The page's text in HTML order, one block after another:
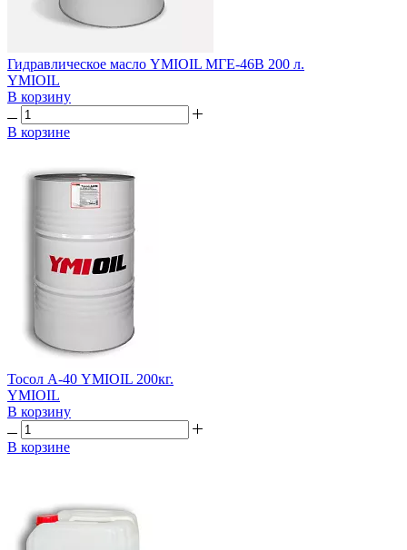
Гидравлическое масло YMIOIL МГЕ-46В 200 л.
YMIOIL
В корзину
В корзине
Тосол А-40 YMIOIL 200кг.
YMIOIL
В корзину
В корзине